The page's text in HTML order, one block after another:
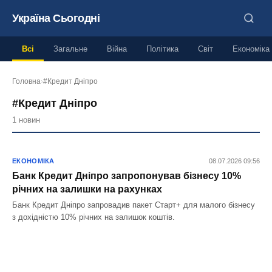
Україна Сьогодні
Всі Загальне Війна Політика Світ Економіка
Головна›#Кредит Дніпро
#Кредит Дніпро
1 новин
ЕКОНОМІКА 08.07.2026 09:56
Банк Кредит Дніпро запропонував бізнесу 10%
річних на залишки на рахунках
Банк Кредит Дніпро запровадив пакет Старт+ для малого бізнесу
з дохідністю 10% річних на залишок коштів.